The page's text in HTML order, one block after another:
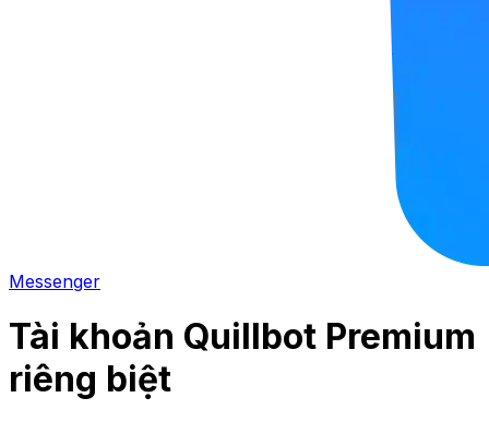
Messenger
Tài khoản Quillbot Premium
riêng biệt